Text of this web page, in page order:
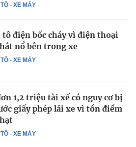
- XE MÁY
- XE MÁY
tô điện bốc cháy vì điện thoại
nổ bên trong xe
- XE MÁY
1,2 triệu tài xế có nguy cơ bị
giấy phép lái xe vì tồn điểm